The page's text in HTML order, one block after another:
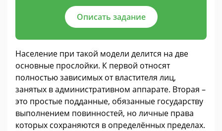
Описать задание
Население при такой модели делится на две
основные прослойки. К первой относят
полностью зависимых от властителя лиц,
занятых в административном аппарате. Вторая –
это простые подданные, обязанные государству
выполнением повинностей, но личные права
которых сохраняются в определённых пределах.